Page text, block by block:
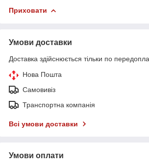
Приховати
Умови доставки
Доставка здійснюється тільки по
Нова Пошта
Самовивіз
Транспортна компанія
Всі умови доставки
Умови оплати